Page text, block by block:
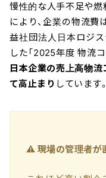
慢性的な人手不足や燃
により、企業の物流費
益社団法人日本ロジス
した「2025年度 物流コ
日本企業の売上高物
て高止まり しています。
⚠️ 現場の管理者が